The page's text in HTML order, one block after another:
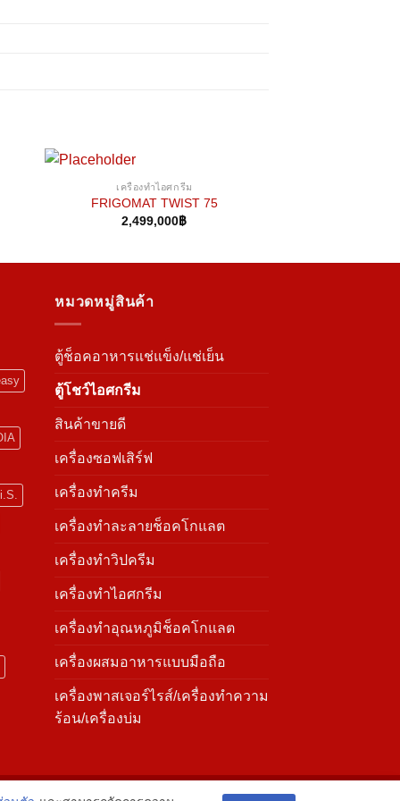
เครื่องทำไอศกรีม
FRIGOMAT TWIST 75
2,499,000฿
หมวดหมู่สินค้า
ตู้ช็อคอาหารแช่แข็ง/แช่เย็น
ตู้โชว์ไอศกรีม
สินค้าขายดี
เครื่องซอฟเสิร์ฟ
เครื่องทำครีม
เครื่องทำละลายช็อคโกแลต
เครื่องทำวิปครีม
เครื่องทำไอศกรีม
เครื่องทําอุณหภูมิช็อคโกแลต
เครื่องผสมอาหารแบบมือถือ
เครื่องพาสเจอร์ไรส์/เครื่องทำความ
ร้อน/เครื่องบ่ม